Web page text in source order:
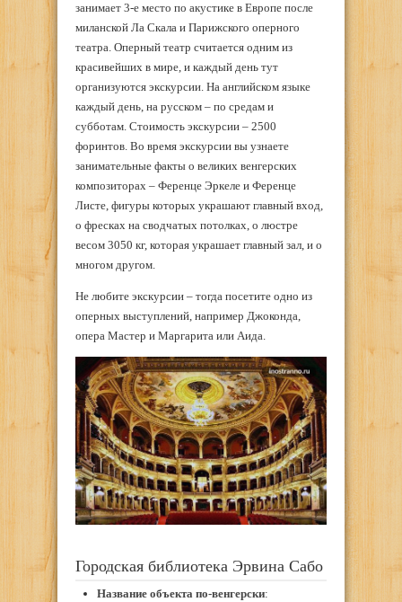
занимает 3-е место по акустике в Европе после
миланской Ла Скала и Парижского оперного
театра. Оперный театр считается одним из
красивейших в мире, и каждый день тут
организуются экскурсии. На английском языке
каждый день, на русском – по средам и
субботам. Стоимость экскурсии – 2500
форинтов. Во время экскурсии вы узнаете
занимательные факты о великих венгерских
композиторах – Ференце Эркеле и Ференце
Листе, фигуры которых украшают главный вход,
о фресках на сводчатых потолках, о люстре
весом 3050 кг, которая украшает главный зал, и о
многом другом.
Не любите экскурсии – тогда посетите одно из
оперных выступлений, например Джоконда,
опера Мастер и Маргарита или Аида.
Городская библиотека Эрвина Сабо
Название объекта по-венгерски: